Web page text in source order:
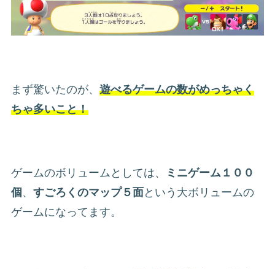
まず驚いたのが、 遊べるゲームの数がめっちゃく
ちゃ多いこと！
ゲームのボリュームとしては、
ミニゲーム１００
個 、 すごろくのマップ５面 という大ボリュームの
ゲームになってます。